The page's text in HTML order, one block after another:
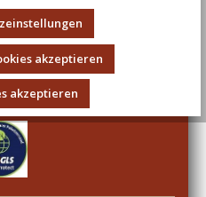
akzeptieren
akzeptieren